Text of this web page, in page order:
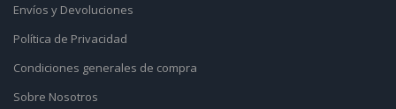
Envíos y Devoluciones
Política de Privacidad
Condiciones generales de compra
Sobre Nosotros